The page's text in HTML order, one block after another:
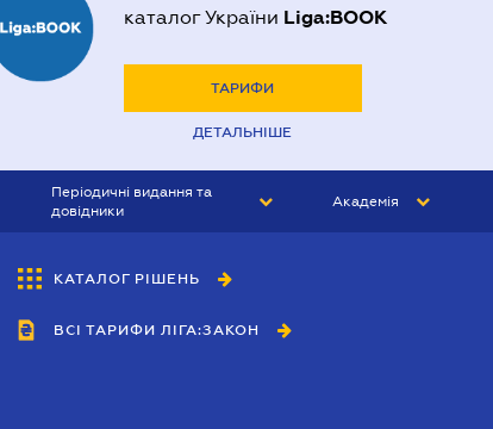
каталог України Liga:BOOK
ТАРИФИ
ДЕТАЛЬНІШЕ
Періодичні видання та
довідники
БУХГАЛТЕР&ЗАКОН
ВІСНИК МСФЗ
Академія
КАТАЛОГ РІШЕНЬ
ВСІ ТАРИФИ ЛІГА:ЗАКОН